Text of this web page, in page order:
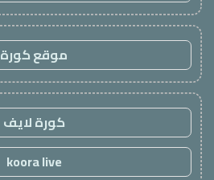
موقع كورة
كورة لايف
koora live